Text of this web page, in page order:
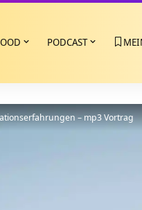
PODCAST
– mp3 Vortrag